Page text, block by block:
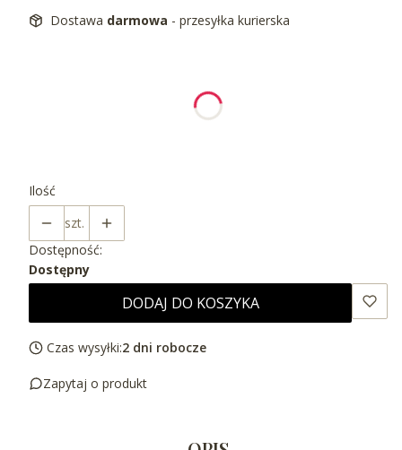
Dostawa darmowa - przesyłka kurierska
Ilość
szt.
Dostępność:
Dostępny
DODAJ DO KOSZYKA
Czas wysyłki:2 dni robocze
Zapytaj o produkt